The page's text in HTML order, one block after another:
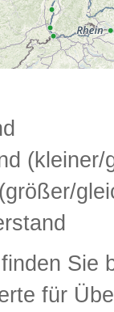
(kleiner/
Sie
für